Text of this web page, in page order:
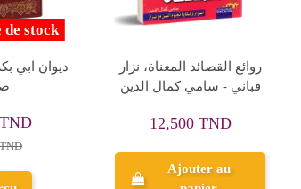
مسائل في اللاهوت
المسرحي - حاتم التليلي
نهد - نزار القباني
17,500